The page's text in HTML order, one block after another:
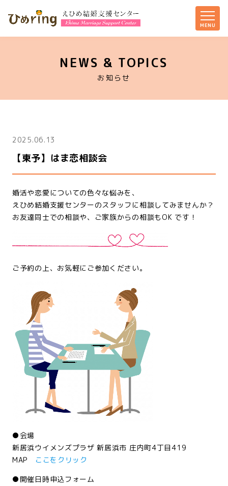
NEWS & TOPICS
お知らせ
2025.06.13
【東予】はま恋相談会
婚活や恋愛についての色々な悩みを、
えひめ結婚支援センターのスタッフに相談してみませんか？
お友達同士での相談や、ご家族からの相談もOK です！
ご予約の上、お気軽にご参加ください。
●会場
新居浜ウイメンズプラザ 新居浜市 庄内町4丁目419
MAP
ここをクリック
●開催日時申込フォーム